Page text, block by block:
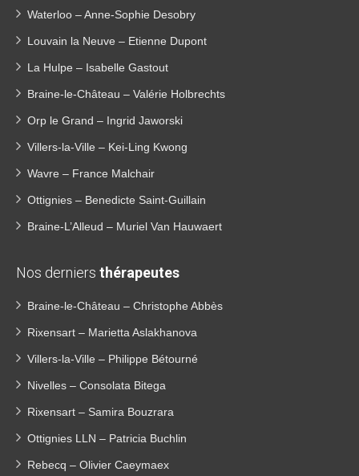
Waterloo – Anne-Sophie Desobry
Louvain la Neuve – Etienne Dupont
La Hulpe – Isabelle Gastout
Braine-le-Château – Valérie Holbrechts
Orp le Grand – Ingrid Jaworski
Villers-la-Ville – Kei-Ling Kwong
Wavre – France Malchair
Ottignies – Benedicte Saint-Guillain
Braine-L’Alleud – Muriel Van Hauwaert
Nos derniers thérapeutes
Braine-le-Château – Christophe Abbès
Rixensart – Marietta Aslakhanova
Villers-la-Ville – Philippe Bétourné
Nivelles – Consolata Bitega
Rixensart – Samira Bouzrara
Ottignies LLN – Patricia Buchlin
Rebecq – Olivier Caeymaex